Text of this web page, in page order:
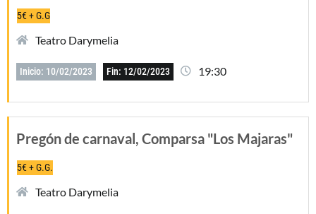
5€ + G.G
Teatro Darymelia
Inicio: 10/02/2023 Fin: 12/02/2023 19:30
Pregón de carnaval, Comparsa "Los Majaras"
5€ + G.G.
Teatro Darymelia